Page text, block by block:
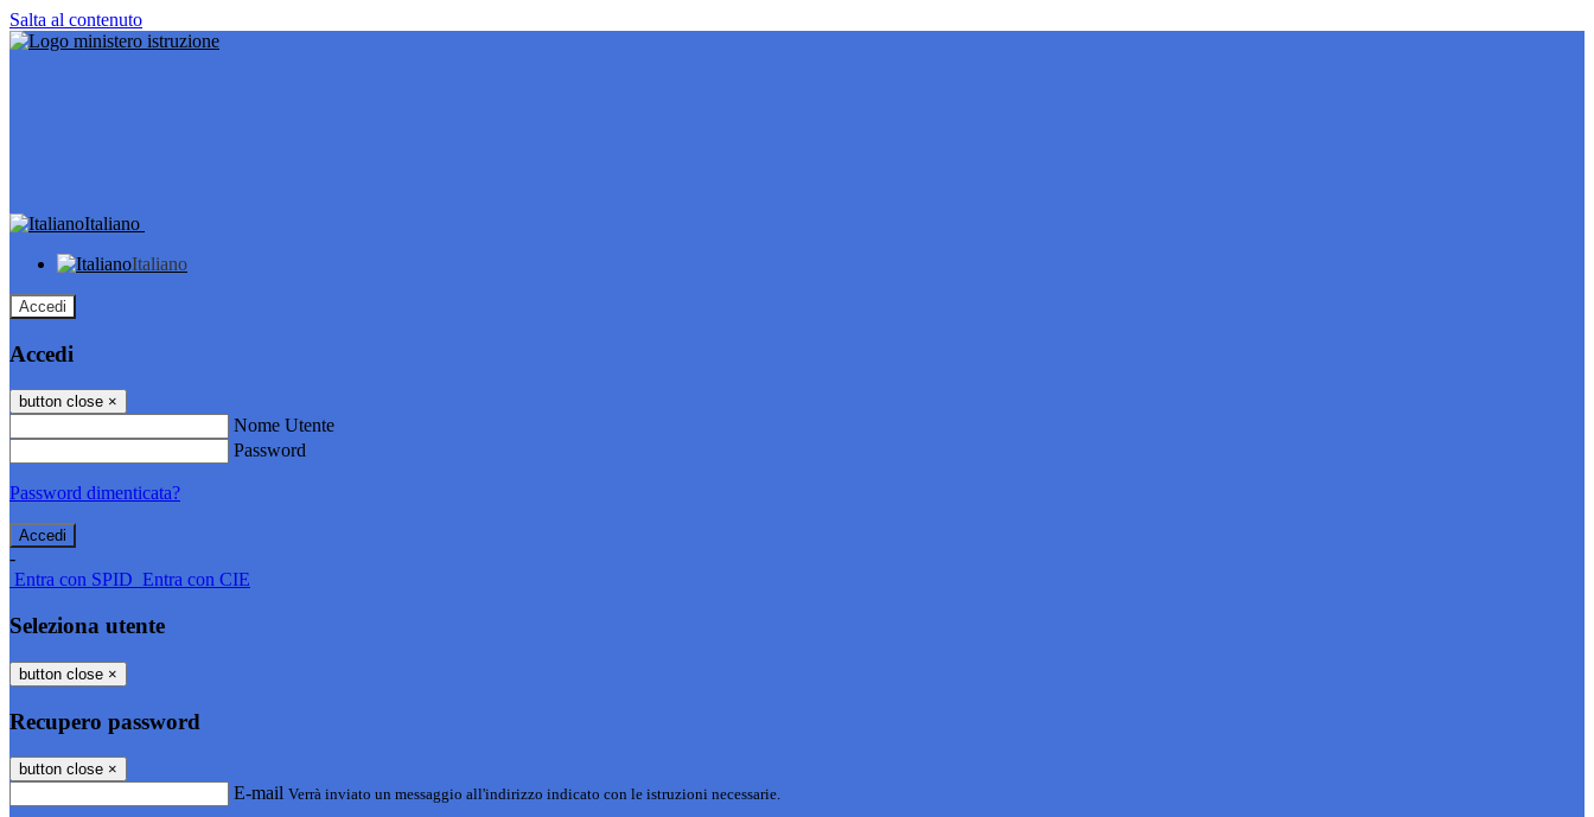
Salta al contenuto
Italiano
Italiano
Accedi
Accedi
button close ×
Nome Utente
Password
Password dimenticata?
-
Entra con SPID Entra con CIE
Seleziona utente
button close ×
Recupero password
button close ×
E-mail Verrà inviato un messaggio all'indirizzo indicato con le istruzioni necessarie.